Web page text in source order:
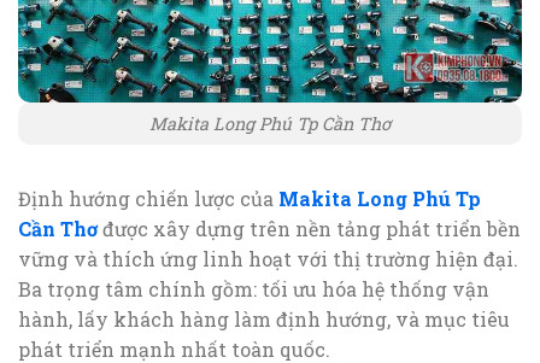
Makita Long Phú Tp Cần Thơ
Định hướng chiến lược của Makita Long Phú Tp
Cần Thơđược xây dựng trên nền tảng phát triển bền
vững và thích ứng linh hoạt với thị trường hiện đại.
Ba trọng tâm chính gồm: tối ưu hóa hệ thống vận
hành, lấy khách hàng làm định hướng, và mục tiêu
phát triển mạnh nhất toàn quốc.